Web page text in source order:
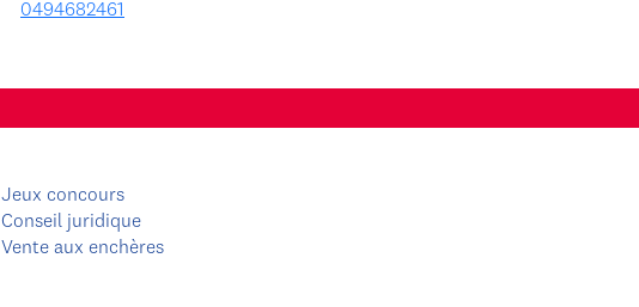
0494682461
Jeux concours
Conseil juridique
Vente aux enchères